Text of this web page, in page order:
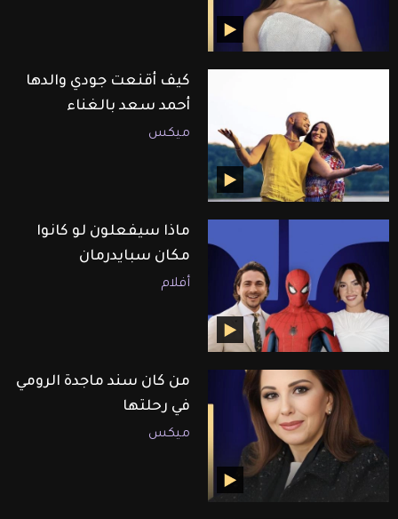
كيف أقنعت جودي والدها
أحمد سعد بالغناء
ميكس
ماذا سيفعلون لو كانوا
مكان سبايدرمان
أفلام
من كان سند ماجدة الرومي
في رحلتها
ميكس